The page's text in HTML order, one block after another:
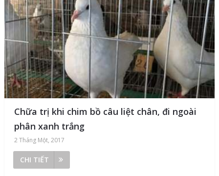
Chữa trị khi chim bồ câu liệt chân, đi ngoài
phân xanh trắng
2 Tháng Một, 2017
CHI TIẾT